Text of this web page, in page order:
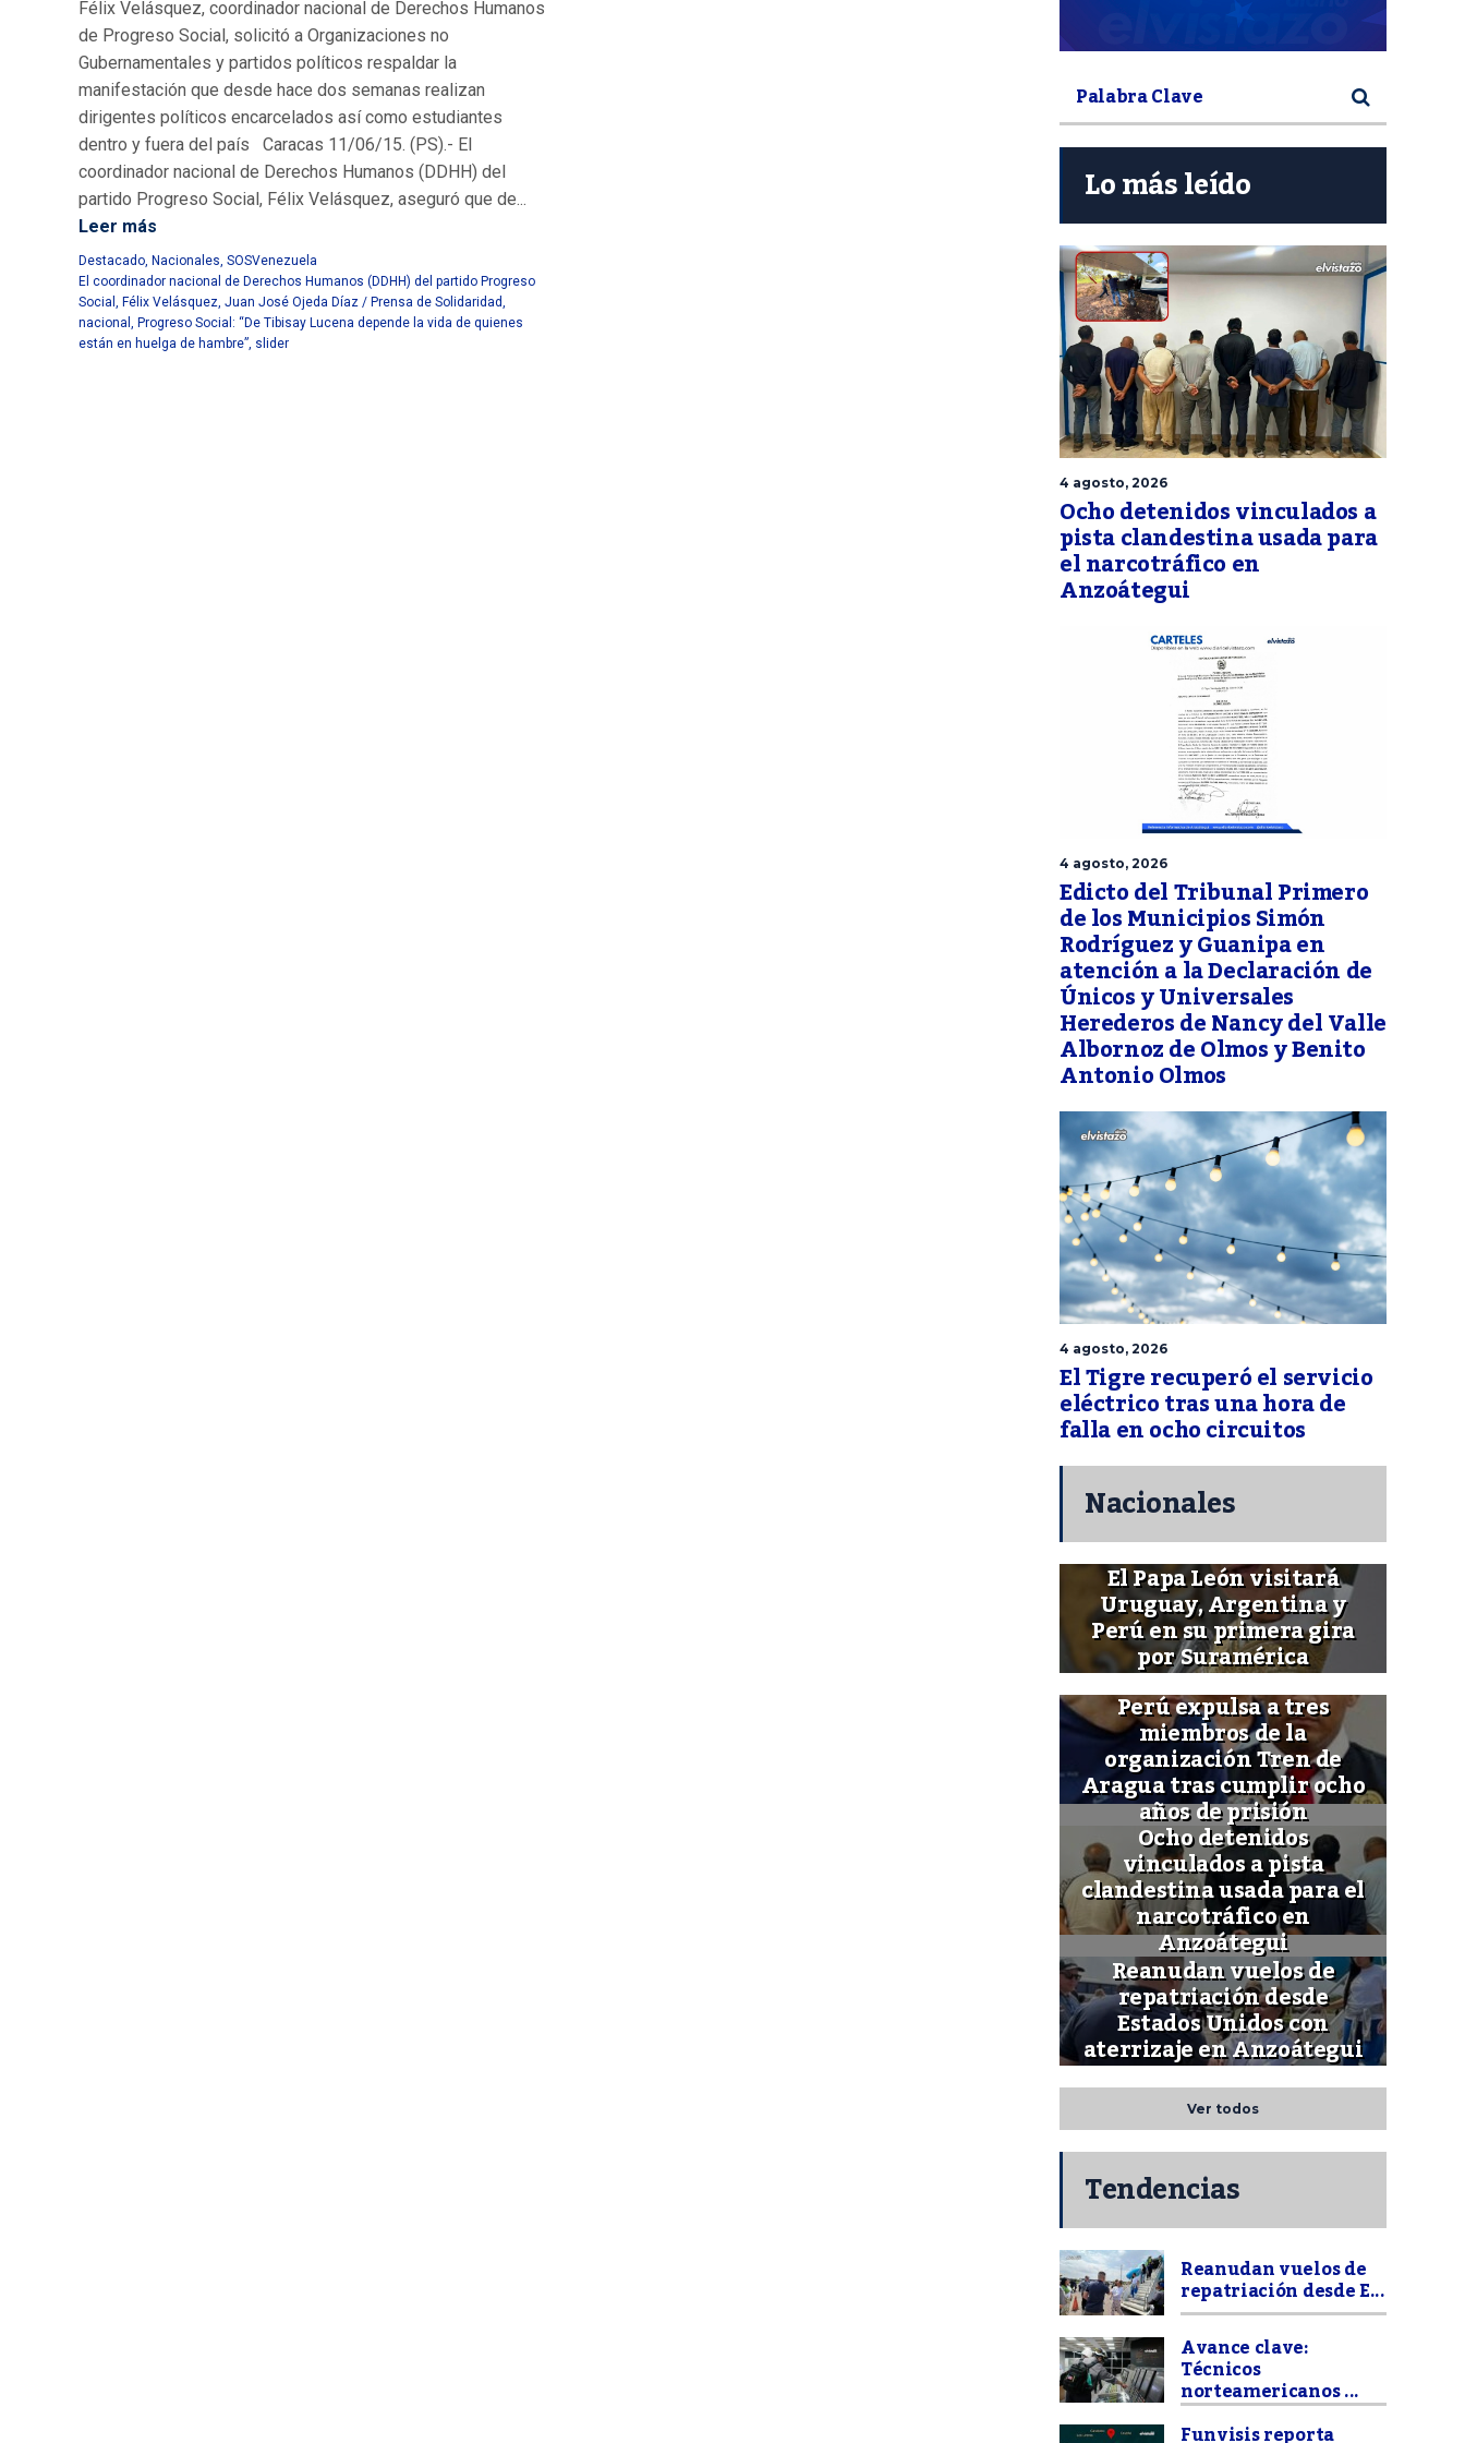
Félix Velásquez, coordinador nacional de Derechos Humanos
de Progreso Social, solicitó a Organizaciones no
Gubernamentales y partidos políticos respaldar la
manifestación que desde hace dos semanas realizan
dirigentes políticos encarcelados así como estudiantes
dentro y fuera del país Caracas 11/06/15. (PS).- El
coordinador nacional de Derechos Humanos (DDHH) del
partido Progreso Social, Félix Velásquez, aseguró que de...
Leer más
Destacado, Nacionales, SOSVenezuela
El coordinador nacional de Derechos Humanos (DDHH) del partido Progreso
Social , Félix Velásquez, Juan José Ojeda Díaz / Prensa de Solidaridad,
nacional , Progreso Social: “De Tibisay Lucena depende la vida de quienes
están en huelga de hambre”, slider
Lo más leído
4 agosto, 2026
Ocho detenidos vinculados a
pista clandestina usada para
el narcotráfico en
Anzoátegui
4 agosto, 2026
Edicto del Tribunal Primero
de los Municipios Simón
Rodríguez y Guanipa en
atención a la Declaración de
Únicos y Universales
Herederos de Nancy del Valle
Albornoz de Olmos y Benito
Antonio Olmos
4 agosto, 2026
El Tigre recuperó el servicio
eléctrico tras una hora de
falla en ocho circuitos
Nacionales
El Papa León visitará
Uruguay, Argentina y
Perú en su primera gira
por Suramérica
Perú expulsa a tres
miembros de la
organización Tren de
Aragua tras cumplir ocho
años de prisión
Ocho detenidos
vinculados a pista
clandestina usada para el
narcotráfico en
Anzoátegui
Reanudan vuelos de
repatriación desde
Estados Unidos con
aterrizaje en Anzoátegui
Ver todos
Tendencias
Reanudan vuelos de
repatriación desde E...
Avance clave:
Técnicos
norteamericanos ...
Funvisis reporta